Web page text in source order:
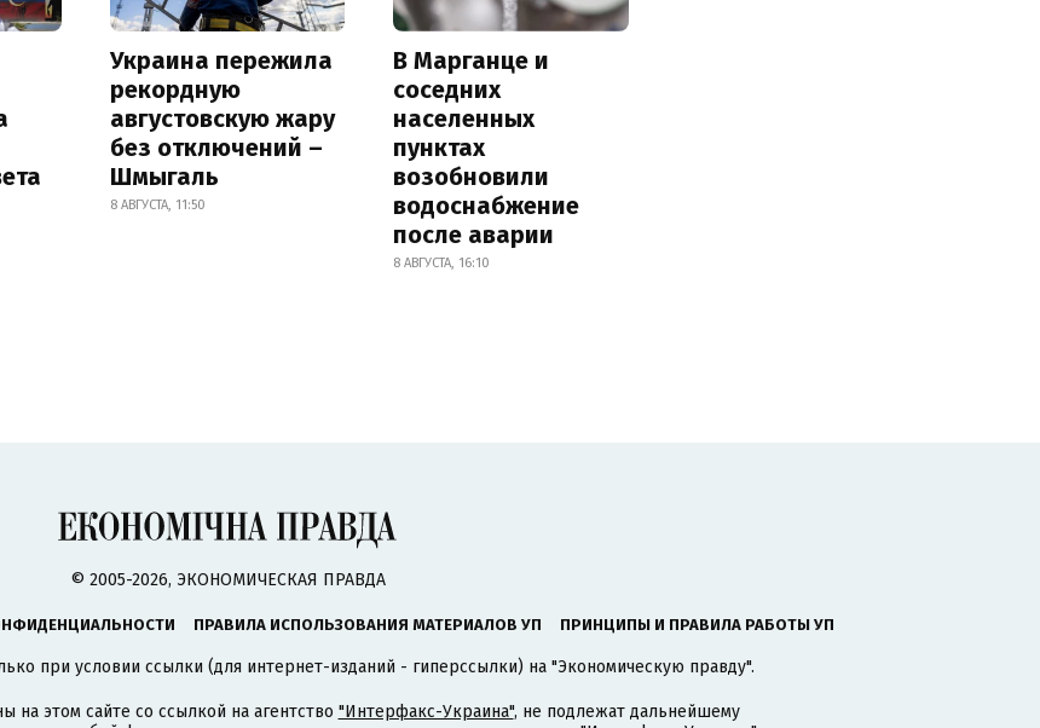
Украина пережила
рекордную
августовскую жару
без отключений –
Шмыгаль
8 АВГУСТА, 11:50
В Марганце и
соседних
населенных
пунктах
возобновили
водоснабжение
после аварии
8 АВГУСТА, 16:10
© 2005-2026, ЭКОНОМИЧЕСКАЯ ПРАВДА
ПРАВИЛА ИСПОЛЬЗОВАНИЯ МАТЕРИАЛОВ УП ПРИНЦИПЫ И ПРАВИЛА РАБОТЫ УП
при условии ссылки (для интернет-изданий - гиперссылки) на "Экономическую правду".
этом сайте со ссылкой на агентство "Интерфакс-Украина", не подлежат дальнейшему